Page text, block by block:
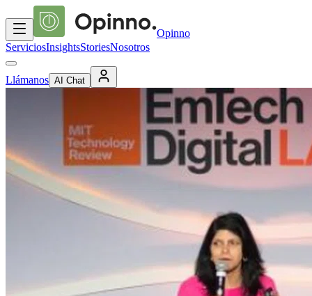
Opinno
ServiciosInsightsStoriesNosotros
Llámanos AI Chat